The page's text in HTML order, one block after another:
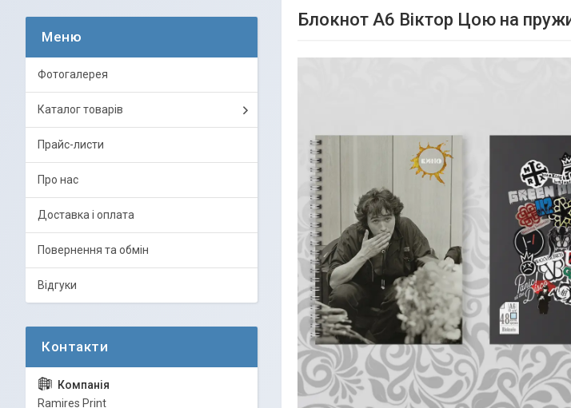
Блокнот А6 Віктор Цою на
Фотогалерея
Каталог товарів
Прайс-листи
Про нас
Доставка і оплата
Повернення та обмін
Відгуки
Ramires Print